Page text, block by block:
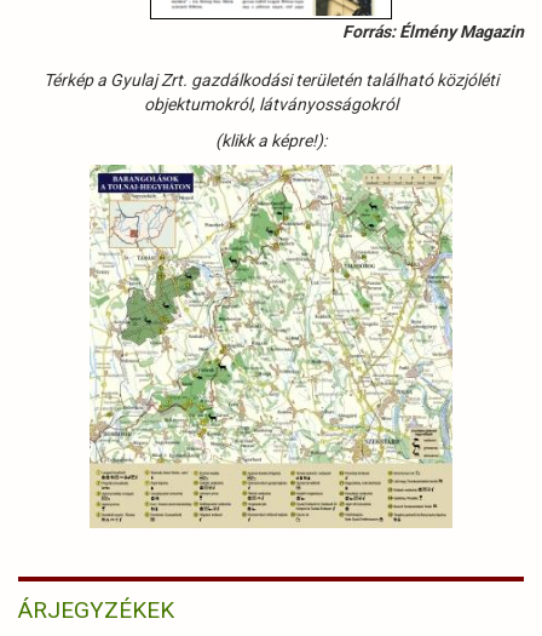
Forrás: Élmény Magazin
Térkép a Gyulaj Zrt. gazdálkodási területén található közjóléti
objektumokról, látványosságokról
(klikk a képre!):
ÁRJEGYZÉKEK